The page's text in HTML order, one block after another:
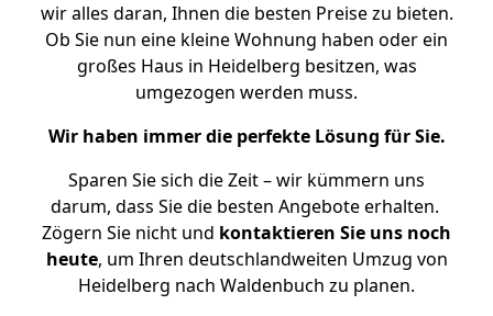
wir alles daran, Ihnen die besten Preise zu bieten.
Ob Sie nun eine kleine Wohnung haben oder ein
großes Haus in Heidelberg besitzen, was
umgezogen werden muss.
Wir haben immer die perfekte Lösung für Sie.
Sparen Sie sich die Zeit – wir kümmern uns
darum, dass Sie die besten Angebote erhalten.
Zögern Sie nicht und kontaktieren Sie uns noch
heute, um Ihren deutschlandweiten Umzug von
Heidelberg nach Waldenbuch zu planen.